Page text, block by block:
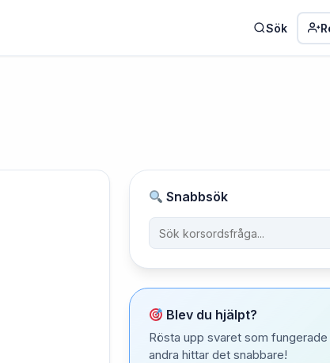
Sök
Snabbsök
Blev du hjälpt?
Rösta upp svaret som
andra hittar det snabbare!